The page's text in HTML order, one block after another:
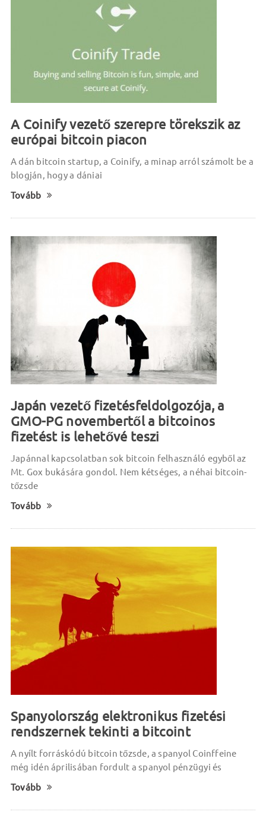
A Coinify vezető szerepre törekszik az
európai bitcoin piacon
A dán bitcoin startup, a Coinify, a minap arról számolt be a
blogján, hogy a dániai
Tovább
Japán vezető fizetésfeldolgozója, a
GMO-PG novembertől a bitcoinos
fizetést is lehetővé teszi
Japánnal kapcsolatban sok bitcoin felhasználó egyből az
Mt. Gox bukására gondol. Nem kétséges, a néhai bitcoin-
tőzsde
Tovább
Spanyolország elektronikus fizetési
rendszernek tekinti a bitcoint
A nyílt forráskódú bitcoin tőzsde, a spanyol Coinffeine
még idén áprilisában fordult a spanyol pénzügyi és
Tovább